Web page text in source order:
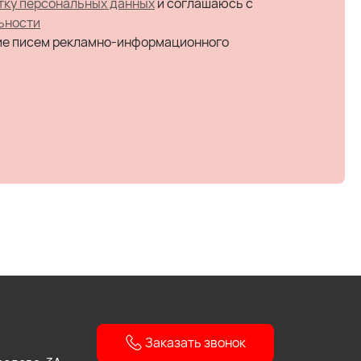
писем рекламно-информационного
Заказать звонок